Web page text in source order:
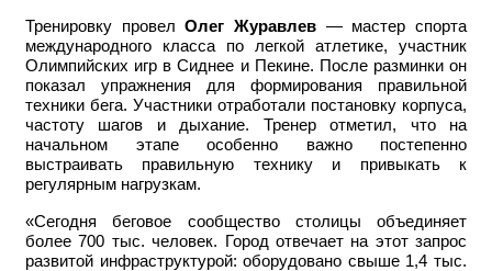
Тренировку провелОлег Журавлев — мастер спорта
международного класса по легкой атлетике, участник
Олимпийских игр в Сиднее и Пекине. После разминки он
показал упражнения для формирования правильной
техники бега. Участники отработали постановку корпуса,
частоту шагов и дыхание. Тренер отметил, что на
начальном этапе особенно важно постепенно
выстраивать правильную технику и привыкать к
регулярным нагрузкам.
«Сегодня беговое сообщество столицы объединяет
более 700 тыс. человек. Город отвечает на этот запрос
развитой инфраструктурой: оборудовано свыше 1,4 тыс.